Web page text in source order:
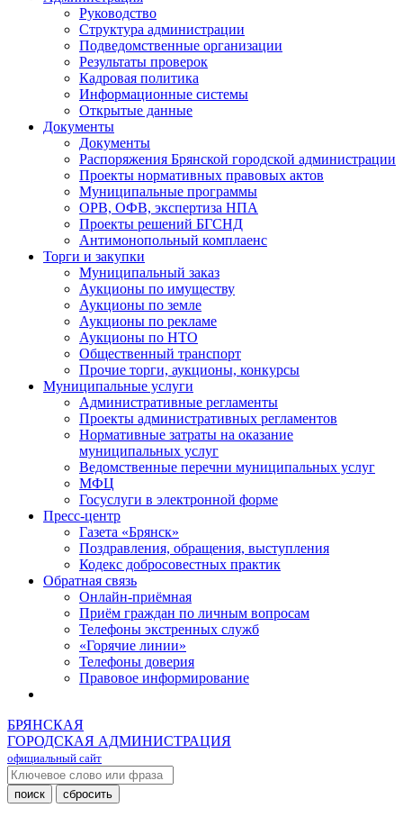
Руководство
Структура администрации
Подведомственные организации
Результаты проверок
Кадровая политика
Информационные системы
Открытые данные
Документы
Документы
Распоряжения Брянской городской администрации
Проекты нормативных правовых актов
Муниципальные программы
ОРВ, ОФВ, экспертиза НПА
Проекты решений БГСНД
Антимонопольный комплаенс
Торги и закупки
Муниципальный заказ
Аукционы по имуществу
Аукционы по земле
Аукционы по рекламе
Аукционы по НТО
Общественный транспорт
Прочие торги, аукционы, конкурсы
Муниципальные услуги
Административные регламенты
Проекты административных регламентов
Нормативные затраты на оказание
муниципальных услуг
Ведомственные перечни муниципальных услуг
МФЦ
Госуслуги в электронной форме
Пресс-центр
Газета «Брянск»
Поздравления, обращения, выступления
Кодекс добросовестных практик
Обратная связь
Онлайн-приёмная
Приём граждан по личным вопросам
Телефоны экстренных служб
«Горячие линии»
Телефоны доверия
Правовое информирование
БРЯНСКАЯ
ГОРОДСКАЯ АДМИНИСТРАЦИЯ
официальный сайт